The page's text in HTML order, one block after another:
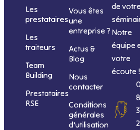
Les
prestataires
Les
traiteurs
Team
Building
Prestataires
RSE
Vous êtes
une
entreprise ?
Actus &
Blog
Nous
contacter
Conditions
générales
d’utilisation
de votre
Notre
équipe
votre
écoute !